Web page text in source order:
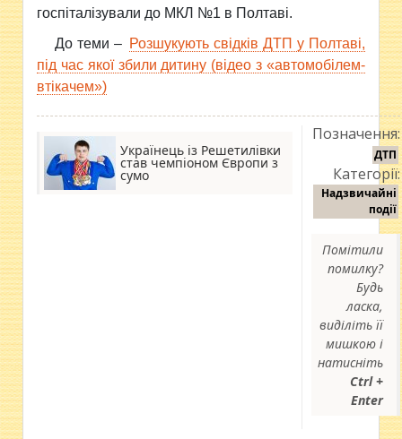
госпіталізували до МКЛ №1 в Полтаві.
До теми – Розшукують свідків ДТП у Полтаві,
під час якої збили дитину (відео з «автомобілем-
втікачем»)
Українець із Решетилівки
став чемпіоном Європи з
сумо
Позначення:
ДТП
Категорії:
Надзвичайні
події
Помітили
помилку?
Будь
ласка,
виділіть її
мишкою і
натисніть
Ctrl +
Enter